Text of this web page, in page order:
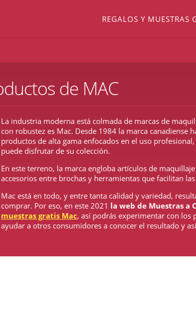
REGALOS Y MUESTRAS
de MAC
La industria moderna está colmada de marcas de
con robustez es Mac. Desde 1984 la marca canadiense
productos de alta gama enfocados en el uso
puede disfrutar de su colección.
En este terreno, la marca engloba artículos de
accesorios entre brochas y herramientas que facilitan
Mac está en todo, y entre tanta calidad y variedad,
comprar. Por eso, en este 2021 la web de Muestras a
muestras gratis Mac, así podrás experimentar con
ayudar a otros consumidores a conocer el resultado y